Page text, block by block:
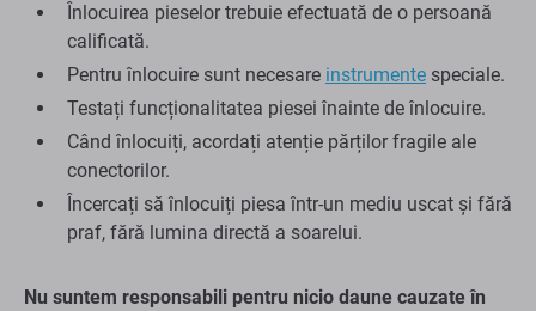
Înlocuirea pieselor trebuie efectuată de o persoană
calificată.
Pentru înlocuire sunt necesare instrumente speciale.
Testați funcționalitatea piesei înainte de înlocuire.
Când înlocuiți, acordați atenție părților fragile ale
conectorilor.
Încercați să înlocuiți piesa într-un mediu uscat și fără
praf, fără lumina directă a soarelui.
Nu suntem responsabili pentru nicio daune cauzate în